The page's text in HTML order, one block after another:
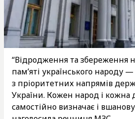
“Відродження та збереження
пам’яті українського народу
з пріоритетних напрямів
України. Кожен народ і кожна
самостійно визначає і